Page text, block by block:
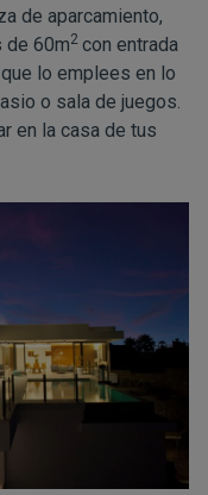
de aparcamiento,
de 60m2 con entrada
lo emplees en lo
o sala de juegos.
en la casa de tus